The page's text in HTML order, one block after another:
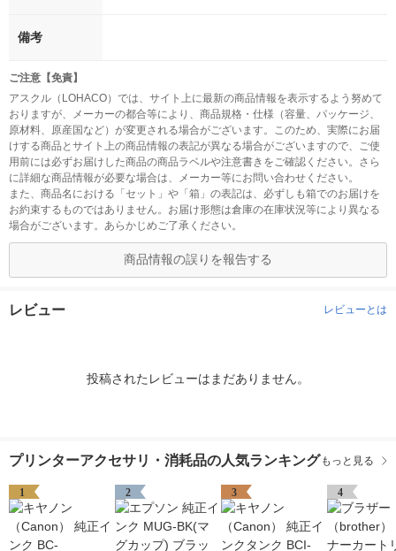
備考
ご注意【免責】
アスクル（LOHACO）では、サイト上に最新の商品情報を表示するよう努めて
おりますが、メーカーの都合等により、商品規格・仕様（容量、パッケージ、
原材料、原産国など）が変更される場合がございます。このため、実際にお届
けする商品とサイト上の商品情報の表記が異なる場合がございますので、ご使
用前には必ずお届けした商品の商品ラベルや注意書きをご確認ください。さら
に詳細な商品情報が必要な場合は、メーカー等にお問い合わせください。
また、商品名における「セット」や「箱」の表記は、必ずしも箱でのお届けを
お約束するものではありません。お届け形態は倉庫の在庫状況等により異なる
場合がございます。あらかじめご了承ください。
商品情報の誤りを報告する
レビュー レビューとは
投稿されたレビューはまだありません。
プリンターアクセサリ・消耗品の人気ランキング もっと見る
1 2 3 4